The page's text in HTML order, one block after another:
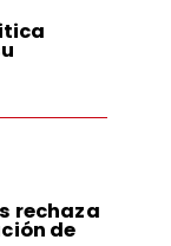
rechaza
de